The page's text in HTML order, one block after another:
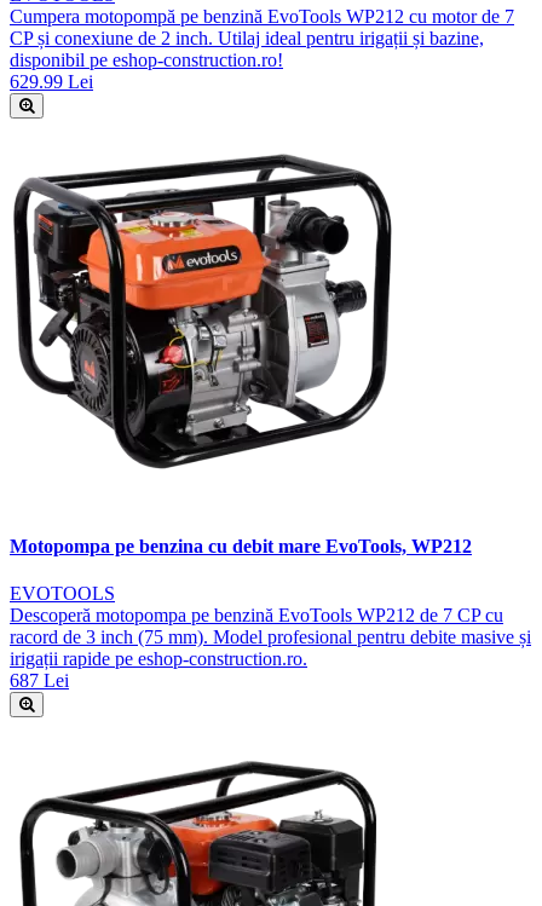
Cumpera motopompă pe benzină EvoTools WP212 cu motor de 7
CP și conexiune de 2 inch. Utilaj ideal pentru irigații și bazine,
disponibil pe eshop-construction.ro!
629.99 Lei
Motopompa pe benzina cu debit mare EvoTools, WP212
EVOTOOLS
Descoperă motopompa pe benzină EvoTools WP212 de 7 CP cu
racord de 3 inch (75 mm). Model profesional pentru debite masive și
irigații rapide pe eshop-construction.ro.
687 Lei